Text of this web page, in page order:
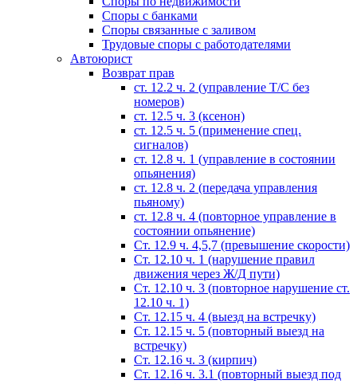
Споры с банками
Споры связанные с заливом
Трудовые споры с работодателями
Автоюрист
Возврат прав
ст. 12.2 ч. 2 (управление Т/С без
номеров)
ст. 12.5 ч. 3 (ксенон)
ст. 12.5 ч. 5 (применение спец.
сигналов)
cт. 12.8 ч. 1 (управление в состоянии
опьянения)
ст. 12.8 ч. 2 (передача управления
пьяному)
ст. 12.8 ч. 4 (повторное управление в
состоянии опьянение)
Ст. 12.9 ч. 4,5,7 (превышение скорости)
Ст. 12.10 ч. 1 (нарушение правил
движения через Ж/Д пути)
Ст. 12.10 ч. 3 (повторное нарушение ст.
12.10 ч. 1)
Ст. 12.15 ч. 4 (выезд на встречку)
Ст. 12.15 ч. 5 (повторный выезд на
встречку)
Ст. 12.16 ч. 3 (кирпич)
Ст. 12.16 ч. 3.1 (повторный выезд под